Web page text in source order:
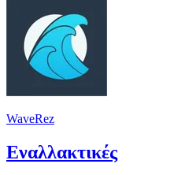
WaveRez
Εναλλακτικές